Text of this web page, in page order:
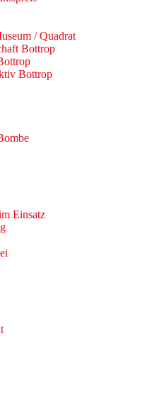
/ Quadrat
Bottrop
Bottrop
Einsatz